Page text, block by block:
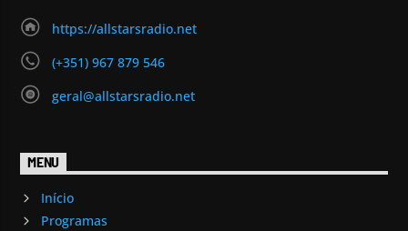
https://allstarsradio.net
(+351) 967 879 546
geral@allstarsradio.net
MENU
Início
Programas